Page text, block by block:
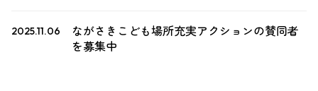
2025.11.06
ながさきこども場所充実アクションの賛同者
を募集中